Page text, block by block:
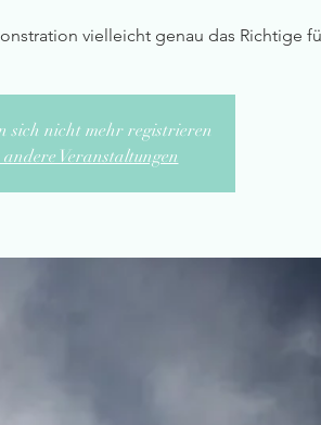
vielleicht genau das Richtige
sich nicht mehr registrieren
andere Veranstaltungen